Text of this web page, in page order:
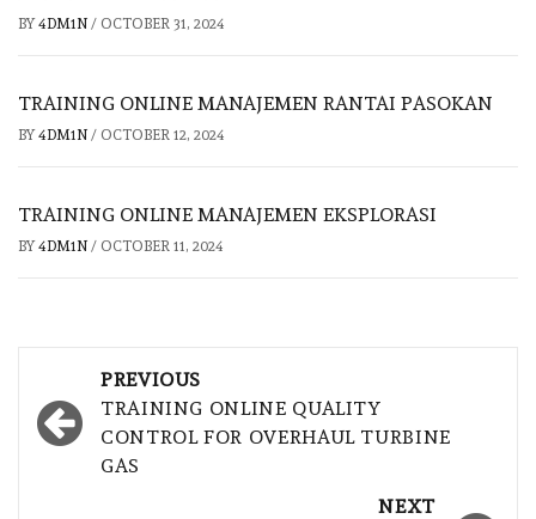
BY 4DM1N / OCTOBER 31, 2024
TRAINING ONLINE MANAJEMEN RANTAI PASOKAN
BY 4DM1N / OCTOBER 12, 2024
TRAINING ONLINE MANAJEMEN EKSPLORASI
BY 4DM1N / OCTOBER 11, 2024
navigation
PREVIOUS
TRAINING ONLINE QUALITY
CONTROL FOR OVERHAUL TURBINE
GAS
NEXT